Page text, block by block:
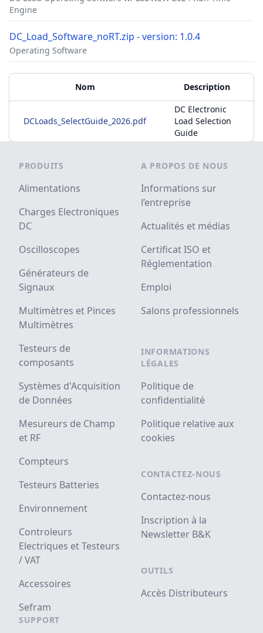
Engine
DC_Load_Software_noRT.zip - version: 1.0.4
Operating Software
Accessoires
Matériels supplémentaires
Nom Description
DCLoads_SelectGuide_2026.pdf
DC Electronic
Load Selection
Guide
PRODUITS
Alimentations
Charges Electroniques
DC
Oscilloscopes
Générateurs de
Signaux
Multimètres et Pinces
Multimètres
Testeurs de
composants
Systèmes d'Acquisition
de Données
Mesureurs de Champ
et RF
Compteurs
Testeurs Batteries
Environnement
Controleurs
Electriques et Testeurs
/ VAT
Accessoires
Sefram
SUPPORT
A PROPOS DE NOUS
Informations sur
l’entreprise
Actualités et médias
Certificat ISO et
Réglementation
Emploi
Salons professionnels
INFORMATIONS
LÉGALES
Politique de
confidentialité
Politique relative aux
cookies
CONTACTEZ-NOUS
Contactez-nous
Inscription à la
Newsletter B&K
OUTILS
Accès Distributeurs